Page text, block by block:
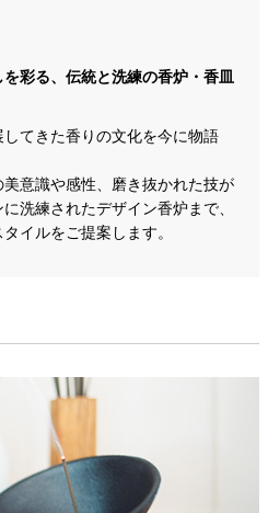
彩る、伝統と洗練の香炉・香皿
てきた香りの文化を今に物語
意識や感性、磨き抜かれた技が
洗練されたデザイン香炉まで、
イルをご提案します。